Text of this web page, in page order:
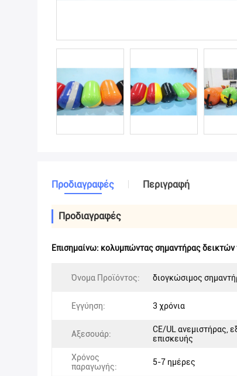
Προδιαγραφές Περιγραφή
Προδιαγραφές
Επισημαίνω: κολυμπώντας σημαντήρας δεικτών
Όνομα Προϊόντος: διογκώσιμος
Εγγύηση: 3 χρόνια
Αξεσουάρ:
CE/UL ανεμιστήρας,
επισκευής
Χρόνος
παραγωγής:
5-7 ημέρες